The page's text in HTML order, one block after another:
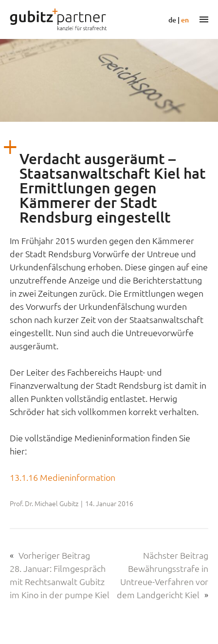
Inhalt
de | en
Verdacht ausgeräumt –
Staatsanwaltschaft Kiel hat
Ermittlungen gegen
Kämmerer der Stadt
Rendsburg eingestellt
Im Frühjahr 2015 wurden gegen den Kämmerer
der Stadt Rendsburg Vorwürfe der Untreue und
Urkundenfälschung erhoben. Diese gingen auf eine
unzutreffende Anzeige und die Berichterstattung
in zwei Zeitungen zurück. Die Ermittlungen wegen
des Vorwurfs der Urkundenfälschung wurden
schon nach kurzer Zeit von der Staatsanwaltschaft
eingestellt. Nun sind auch die Untreuevorwürfe
ausgeräumt.
Der Leiter des Fachbereichs Haupt- und
Finanzverwaltung der Stadt Rendsburg ist damit in
allen Punkten vollständig entlastet. Herwig
Schröder hat sich vollkommen korrekt verhalten.
Die vollständige Medieninformation finden Sie
hier:
13.1.16 Medieninformation
Prof. Dr. Michael Gubitz | 14. Januar 2016
« Vorheriger Beitrag
28. Januar: Filmgespräch
mit Rechtsanwalt Gubitz
im Kino in der pumpe Kiel
Nächster Beitrag
Bewährungsstrafe in
Untreue-Verfahren vor
dem Landgericht Kiel »